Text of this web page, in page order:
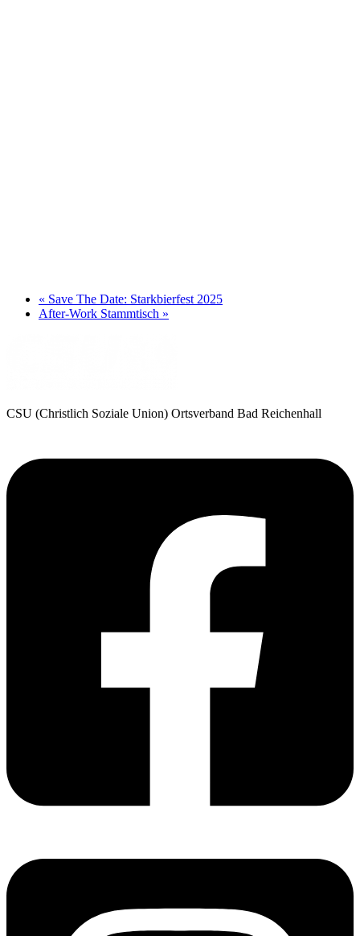
« Save The Date: Starkbierfest 2025
After-Work Stammtisch »
CSU (Christlich Soziale Union) Ortsverband Bad Reichenhall